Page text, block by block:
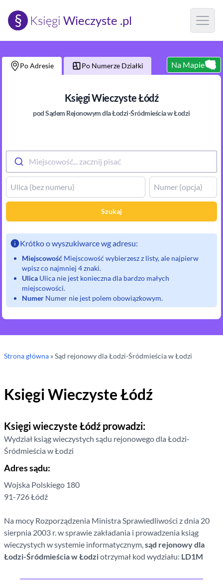
§ Księgi Wieczyste .pl Open
Po Adresie Po Numerze Działki Na Mapie
Księgi WieczysteŁódź
pod Sądem Rejonowymdla Łodzi-Śródmieścia w Łodzi
Miejscowość... zacznij pisać
Szukaj
Krótko o wyszukiwarce wg adresu:
Miejscowość Miejscowość wybierzesz z listy, ale najpierw
wpisz co najmniej 4 znaki.
Ulica Ulica nie jest konieczna dla bardzo małych
miejscowości.
Numer Numer nie jest polem obowiązkowym.
Strona główna »Sąd rejonowydla Łodzi-Śródmieścia w Łodzi
Księgi WieczysteŁódź
Księgi wieczyste Łódź prowadzi:
Wydział ksiąg wieczystych sądu rejonowegodla Łodzi-
Śródmieścia w Łodzi
Adres sądu:
Wojska Polskiego 180
91-726Łódź
Na mocy Rozporządzenia Ministra Sprawiedliwości z dnia 20
sierpnia 2003 r. w sprawie zakładania i prowadzenia ksiąg
wieczystych w systemie informatycznym,sąd rejonowydla
Łodzi-Śródmieścia w Łodziotrzymał kod wydziału: LD1M